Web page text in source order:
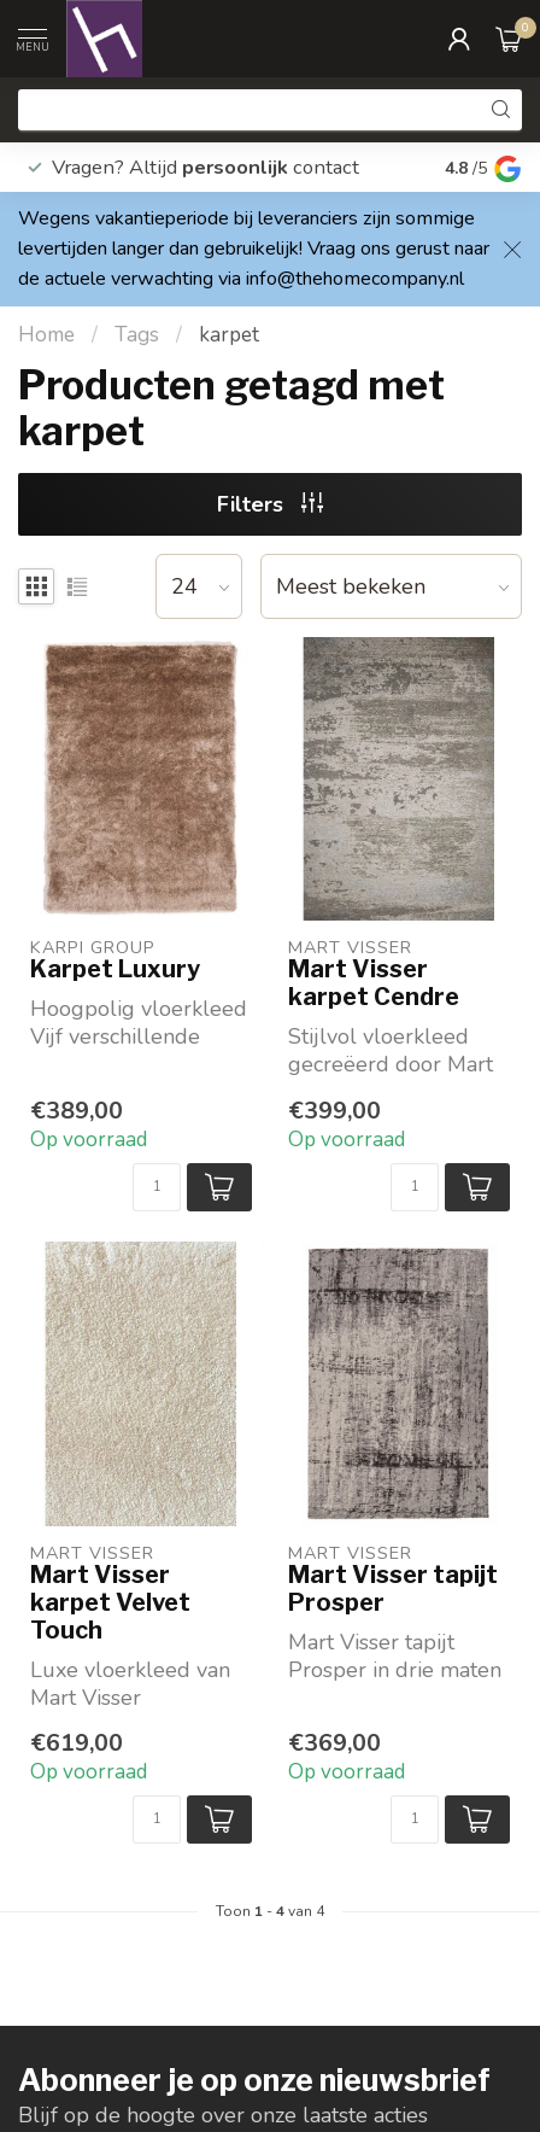
MENU
0
Vragen? Altijd persoonlijk contact Elke dag
4.8 /5
Wegens vakantieperiode bij leveranciers zijn sommige
levertijden langer dan gebruikelijk! Vraag ons gerust naar
de actuele verwachting via info@thehomecompany.nl
Home / Tags / karpet
Producten getagd met
karpet
Filters
KARPI GROUP
Karpet Luxury
Hoogpolig vloerkleed
Vijf verschillende
en maatwer...
€389,00
Op voorraad
MART VISSER
Mart Visser
karpet Cendre
Stijlvol vloerkleed
gecreëerd door Mart
Beschikbaar in 4
prachtige dess...
€399,00
Op voorraad
MART VISSER
Mart Visser
karpet Velvet
Touch
Luxe vloerkleed van
Mart Visser
voorraad in
rechthoekig en in de
€619,00
Op voorraad
MART VISSER
Mart Visser tapijt
Prosper
Mart Visser tapijt
Prosper in drie maten
€369,00
Op voorraad
Toon 1 -4van 4
Abonneer je op onze nieuwsbrief
Blijf op de hoogte over onze laatste acties